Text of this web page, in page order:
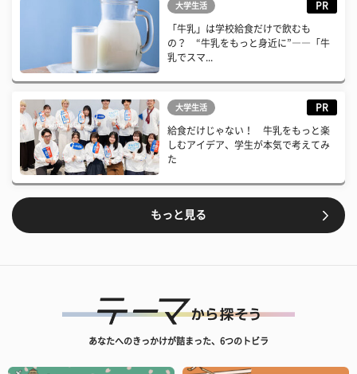
大学生活 PR
「牛乳」は学校給食だけで飲むも
の？ “牛乳をもっと身近に”――「牛
乳でスマ...
大学生活 PR
給食だけじゃない！ 牛乳をもっと楽
しむアイデア、学生が本気で考えてみ
た
もっと見る
あなたへのきっかけが詰まった、6つのトビラ